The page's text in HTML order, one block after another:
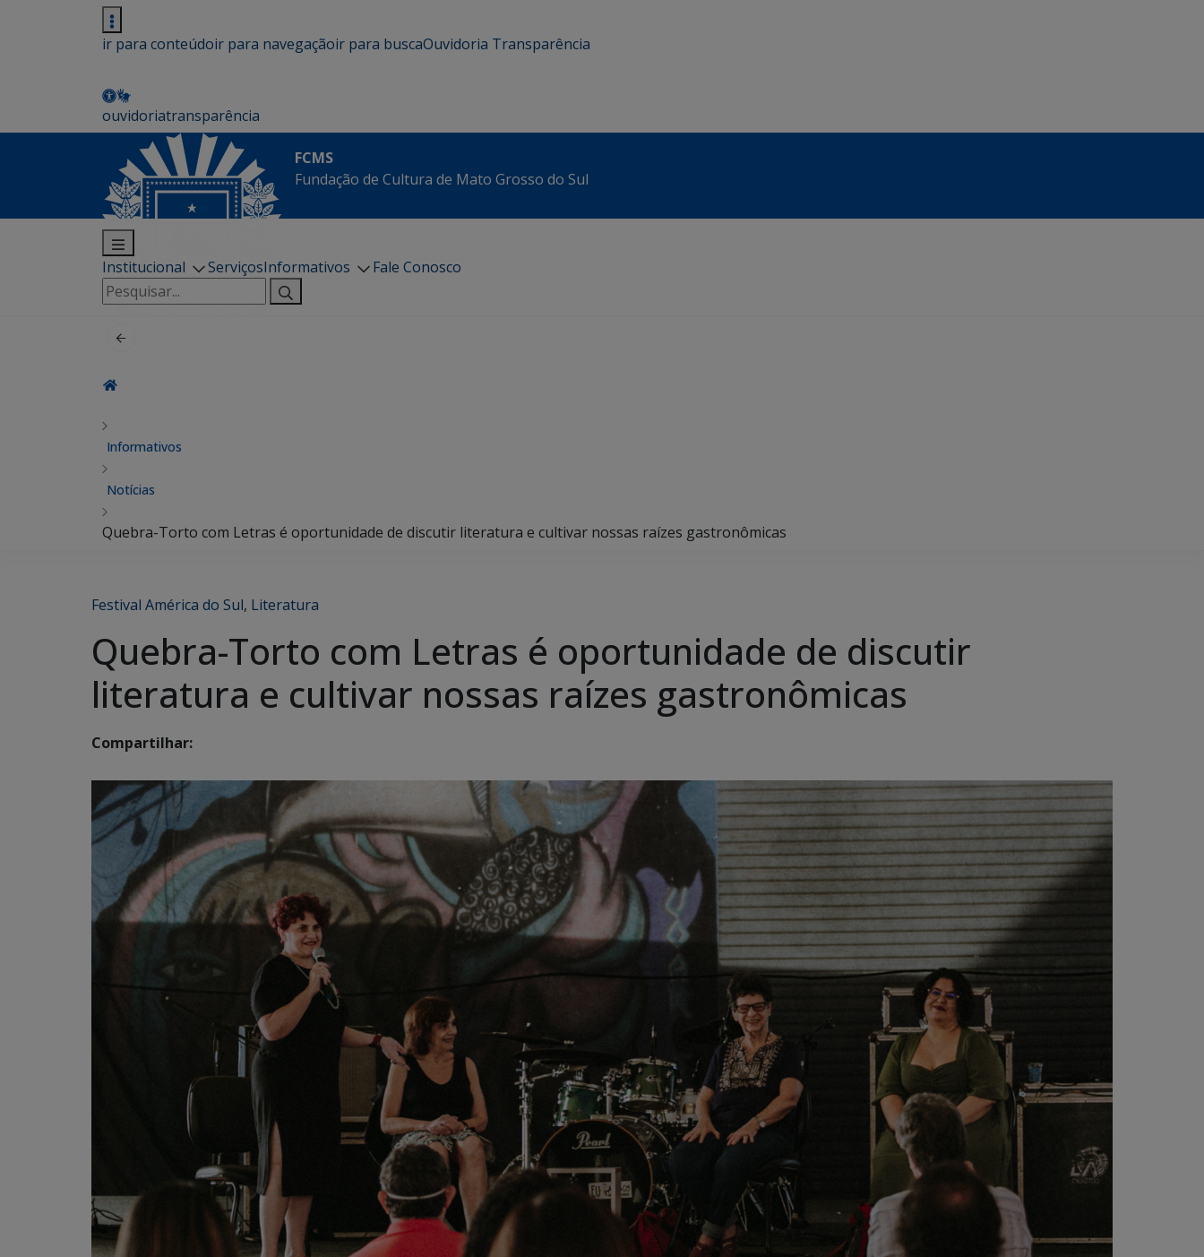
ir para conteúdoir para navegaçãoir para buscaOuvidoria Transparência
ouvidoriatransparência
FCMS
Fundação de Cultura de Mato Grosso do Sul
Institucional ServiçosInformativos
Fale Conosco
Pesquisar
por:
Informativos
Notícias
Quebra-Torto com Letras é oportunidade de discutir literatura e cultivar nossas raízes gastronômicas
Festival América do Sul, Literatura
Quebra-Torto com Letras é oportunidade de discutir
literatura e cultivar nossas raízes gastronômicas
Compartilhar: